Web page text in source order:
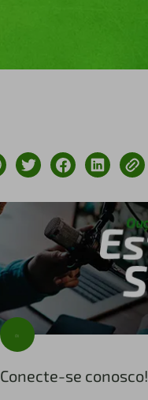
Conecte-se conosco!